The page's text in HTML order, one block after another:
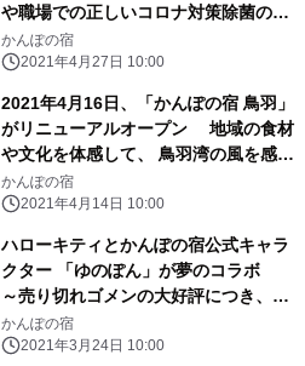
や職場での正しいコロナ対策除菌の一
助に～
かんぽの宿
2021年4月27日 10:00
2021年4月16日、「かんぽの宿 鳥羽」
がリニューアルオープン 地域の食材
や文化を体感して、 鳥羽湾の風を感じ
る「露天風呂」を新設
かんぽの宿
2021年4月14日 10:00
ハローキティとかんぽの宿公式キャラ
クター 「ゆのぽん」が夢のコラボ
～売り切れゴメンの大好評につき、第
二弾アイテムの発売が決定～
かんぽの宿
2021年3月24日 10:00